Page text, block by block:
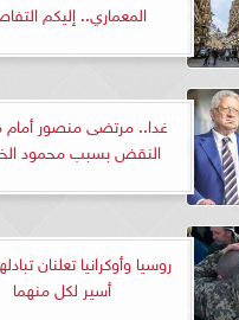
المعماري.. إليكم
غدا.. مرتضى منصور
النقض بسبب محمود
أسير لكل منهما